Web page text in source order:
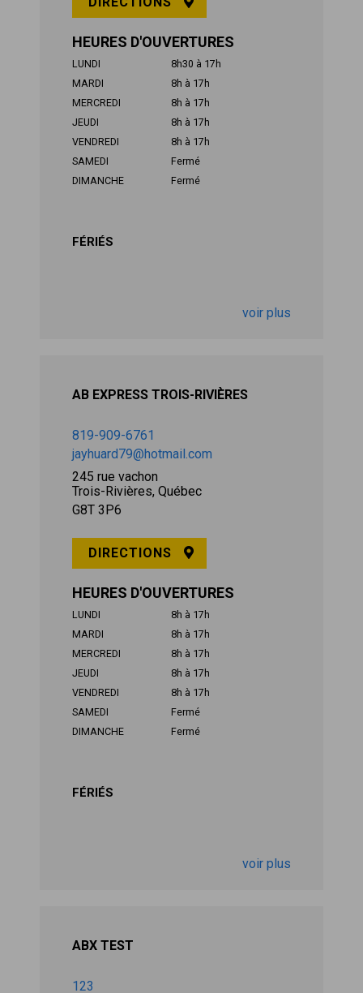
HEURES D'OUVERTURES
LUNDI
8h30 à 17h
MARDI
8h à 17h
MERCREDI
8h à 17h
JEUDI
8h à 17h
VENDREDI
8h à 17h
SAMEDI
Fermé
DIMANCHE
Fermé
FÉRIÉS
voir plus
AB EXPRESS TROIS-RIVIÈRES
819-909-6761
jayhuard79@hotmail.com
245 rue vachon
Trois-Rivières, Québec
G8T 3P6
DIRECTIONS
HEURES D'OUVERTURES
LUNDI
8h à 17h
MARDI
8h à 17h
MERCREDI
8h à 17h
JEUDI
8h à 17h
VENDREDI
8h à 17h
SAMEDI
Fermé
DIMANCHE
Fermé
FÉRIÉS
voir plus
ABX TEST
123